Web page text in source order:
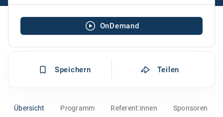
Übersicht Programm Referent:innen Sponsoren
OnDemand
Speichern Teilen